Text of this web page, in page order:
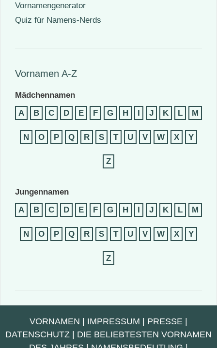
Vornamengenerator
Quiz für Namens-Nerds
Vornamen A-Z
Mädchennamen
A
B C D E F G H I J K L M
N O P Q R S T U V W X Y
Z
Jungennamen
A
B C D E F G H I J K L M
N O P Q R S T U V W X Y
Z
VORNAMEN | IMPRESSUM | PRESSE |
DATENSCHUTZ | DIE BELIEBTESTEN VORNAMEN